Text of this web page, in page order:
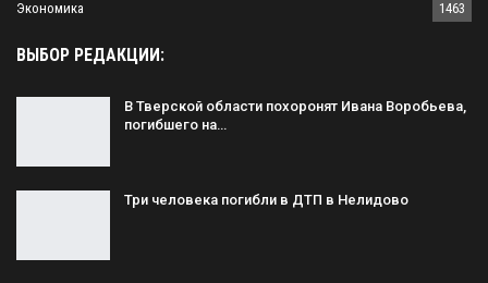
Экономика 1463
ВЫБОР РЕДАКЦИИ:
В Тверской области похоронят Ивана Воробьева,
погибшего на…
Три человека погибли в ДТП в Нелидово